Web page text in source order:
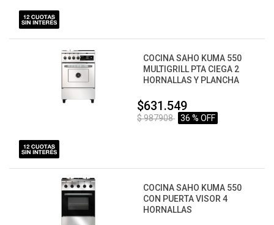
COCINA SAHO KUMA 550
MULTIGRILL PTA CIEGA 2
HORNALLAS Y PLANCHA
$631.549
$ 987908 36 % OFF
COCINA SAHO KUMA 550
CON PUERTA VISOR 4
HORNALLAS